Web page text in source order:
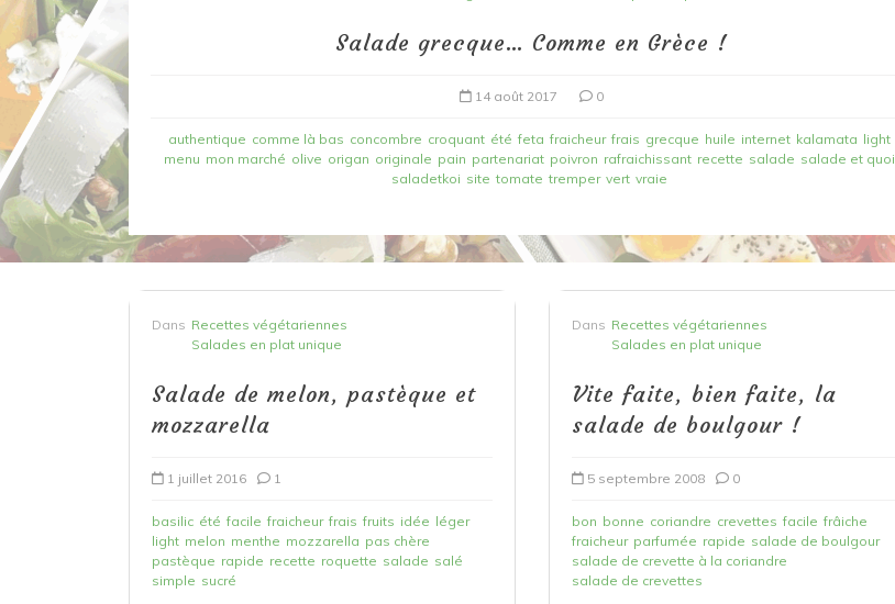
Salade grecque… Comme en Grèce !
14 août 2017 0
authentique comme là bas concombre croquant été feta fraicheur frais grecque huile internet kalamata light
menu mon marché olive origan originale pain partenariat poivron rafraichissant recette salade salade et quoi
saladetkoi site tomate tremper vert vraie
Dans Recettes végétariennes
Salades en plat unique
Salade de melon, pastèque et
mozzarella
1 juillet 2016 1
basilic été facile fraicheur frais fruits idée léger
light melon menthe mozzarella pas chère
pastèque rapide recette roquette salade salé
simple sucré
Dans Recettes végétariennes
Salades en plat unique
Vite faite, bien faite, la
salade de boulgour !
5 septembre 2008 0
bon bonne coriandre crevettes facile frâiche
fraicheur parfumée rapide salade de boulgour
salade de crevette à la coriandre
salade de crevettes
Filet de merlan en 2 façons,
et tuile épicée
Dans Recettes végétariennes
Salons, rencontres et partenariats
au balsamique